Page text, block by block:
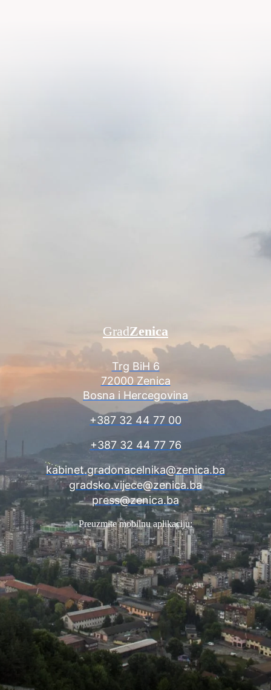
Trg BiH 6
72000 Zenica
Bosna i Hercegovina
+387 32 44 77 00
+387 32 44 77 76
kabinet.gradonacelnika@zenica.ba
gradsko.vijece@zenica.ba
press@zenica.ba
GradZenica
Preuzmite mobilnu aplikaciju: